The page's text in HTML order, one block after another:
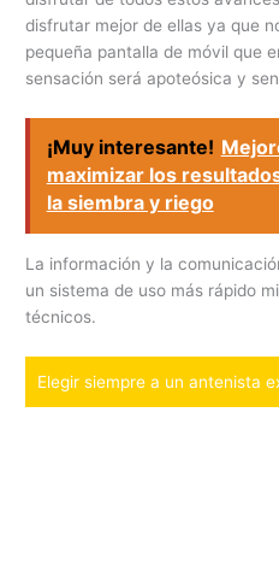
disfrutar mejor de ellas ya que
pequeña pantalla de móvil que
sensación será apoteósica y
¡Muy interesante!
maximizar los
la siembra y riego
La información y la
un sistema de uso más rápido
técnicos.
Elegir siempre a un antenista